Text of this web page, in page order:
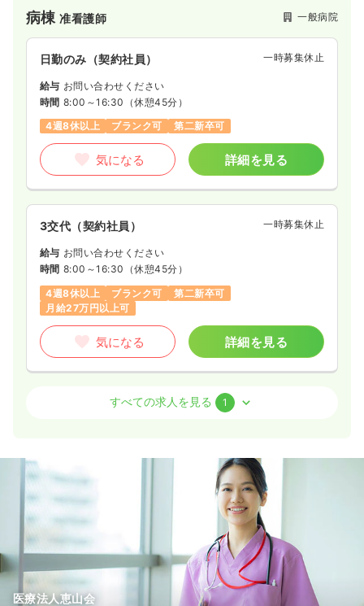
病棟准看護師 一般病院
日勤のみ（契約社員） 一時募集休止
給与 お問い合わせください
時間 8:00～16:30 （休憩45分）
4週8休以上
ブランク可 第二新卒可
気になる 詳細を見る
3交代（契約社員） 一時募集休止
給与 お問い合わせください
時間 8:00～16:30 （休憩45分）
4週8休以上
ブランク可
第二新卒可
月給27万円以上可
気になる 詳細を見る
時間 8:00～16:30
4週8休以上
第二新卒可
詳細を見る
すべての求人を見る 1
医療法人恵山会